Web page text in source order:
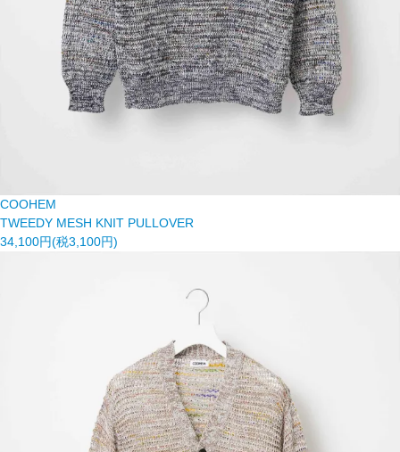
COOHEM
TWEEDY MESH KNIT PULLOVER
34,100円(税3,100円)